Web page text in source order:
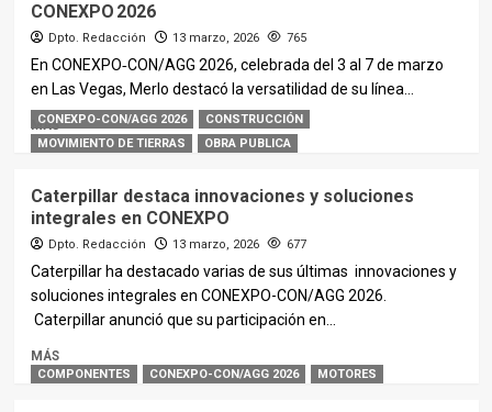
CONEXPO 2026
Dpto. Redacción 13 marzo, 2026 765
En CONEXPO‑CON/AGG 2026, celebrada del 3 al 7 de marzo
en Las Vegas, Merlo destacó la versatilidad de su línea...
MÁS
CONEXPO-CON/AGG 2026
CONSTRUCCIÓN
MOVIMIENTO DE TIERRAS
OBRA PUBLICA
Caterpillar destaca innovaciones y soluciones
integrales en CONEXPO
Dpto. Redacción 13 marzo, 2026 677
Caterpillar ha destacado varias de sus últimas innovaciones y
soluciones integrales en CONEXPO-CON/AGG 2026.
Caterpillar anunció que su participación en...
MÁS
COMPONENTES CONEXPO-CON/AGG 2026 MOTORES